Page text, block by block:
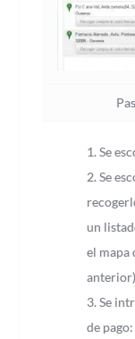
Se
Se
un
el mapa
Se
de